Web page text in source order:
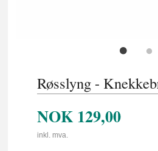
Røsslyng -
NOK 129,00
inkl. mva.